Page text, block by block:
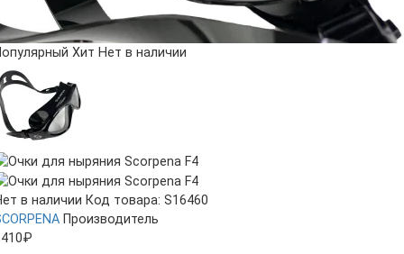
Хит Нет в наличии
в наличии Код товара: S16460
Производитель